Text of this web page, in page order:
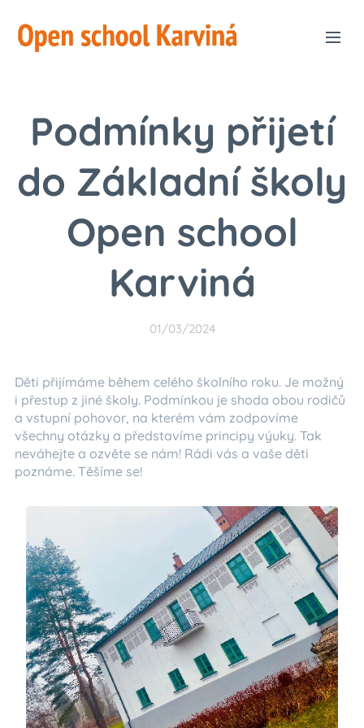
Podmínky přijetí
do Základní školy
Open school
Karviná
01/03/2024
Děti přijímáme během celého školního roku. Je možný
i přestup z jiné školy. Podmínkou je shoda obou rodičů
a vstupní pohovor, na kterém vám zodpovíme
všechny otázky a představíme principy výuky. Tak
neváhejte a ozvěte se nám! Rádi vás a vaše děti
poznáme. Těšíme se!